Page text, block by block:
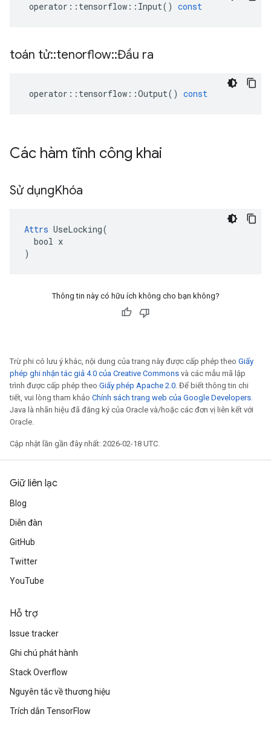
operator :: tensorflow :: Input() const
toán tử::tenorflow::Đầu ra
operator :: tensorflow ::Output() const
Các hàm tĩnh công khai
Sử dụngKhóa
Attrs UseLocking(
  bool x
)
Thông tin này có hữu ích không cho bạn không?
Trừ phi có lưu ý khác, nội dung của trang này được cấp phép theo Giấy
phép ghi nhận tác giả 4.0 của Creative Commons và các mẫu mã lập
trình được cấp phép theo Giấy phép Apache 2.0. Để biết thông tin chi
tiết, vui lòng tham khảo Chính sách trang web của Google Developers.
Java là nhãn hiệu đã đăng ký của Oracle và/hoặc các đơn vị liên kết với
Oracle.
Cập nhật lần gần đây nhất: 2026-02-18 UTC.
Giữ liên lạc
Blog
Diễn đàn
GitHub
Twitter
YouTube
Hỗ trợ
Issue tracker
Ghi chú phát hành
Stack Overflow
Nguyên tắc về thương hiệu
Trích dẫn TensorFlow